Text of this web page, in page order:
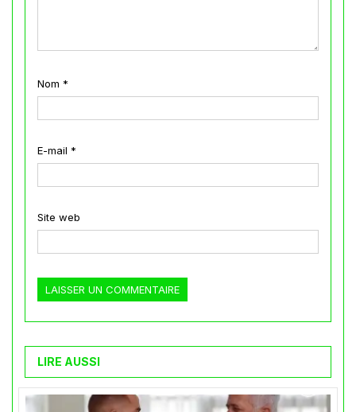
Nom *
E-mail *
Site web
LIRE AUSSI